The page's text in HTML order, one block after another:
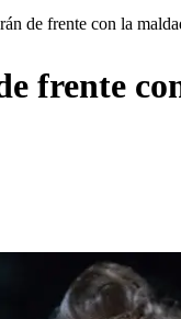
de frente con la
frente